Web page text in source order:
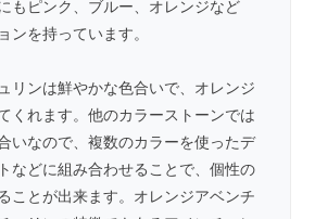
もピンク、ブルー、オレンジなど
ンを持っています。
リンは鮮やかな色合いで、オレンジ
くれます。他のカラーストーンでは
いなので、複数のカラーを使ったデ
などに組み合わせることで、個性の
ことが出来ます。オレンジアベンチ